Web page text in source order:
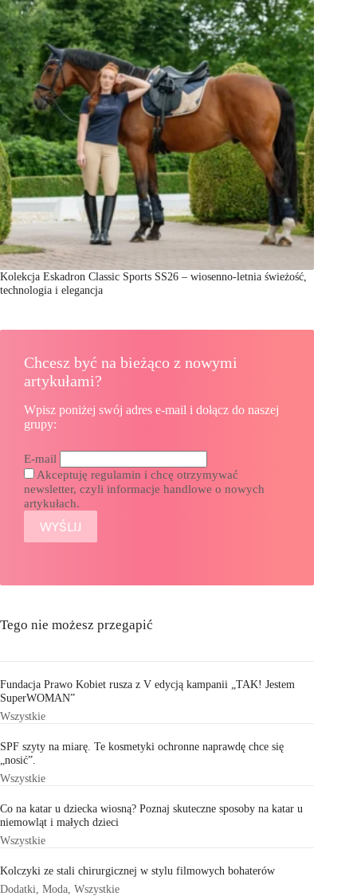
Kolekcja Eskadron Classic Sports SS26 – wiosenno-letnia świeżość,
technologia i elegancja
Chcesz być na bieżąco z nowymi
artykułami?
Wpisz poniżej swój adres e-mail i dołącz do naszej
grupy:
E-mail
Akceptuję regulamin i chcę otrzymywać
newsletter, czyli informacje handlowe o nowych
artykułach.
Tego nie możesz przegapić
Fundacja Prawo Kobiet rusza z V edycją kampanii „TAK! Jestem
SuperWOMAN”
Wszystkie
SPF szyty na miarę. Te kosmetyki ochronne naprawdę chce się
„nosić”.
Wszystkie
Co na katar u dziecka wiosną? Poznaj skuteczne sposoby na katar u
niemowląt i małych dzieci
Wszystkie
Kolczyki ze stali chirurgicznej w stylu filmowych bohaterów
Dodatki Moda Wszystkie